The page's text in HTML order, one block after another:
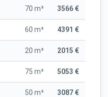
70 m³ 3566 €
60 m³ 4391 €
20 m³ 2015 €
75 m³ 5053 €
50 m³ 3087 €